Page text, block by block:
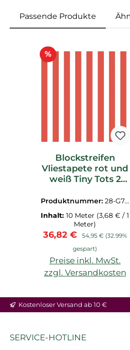
Passende Produkte
%Rabatt
Blockstreifen
Vliestapete rot und
weiß Tiny Tots 2
Produktnummer:28-G78
Inhalt:10 Meter (3,68 € / 1
Meter)
Verkaufspreis:
36,82 € Regulärer Preis:
54,95 € (32.99%
gespart)
Preise inkl. MwSt.
zzgl. Versandkosten
Kostenloser Versand ab 10 €
SERVICE-HOTLINE